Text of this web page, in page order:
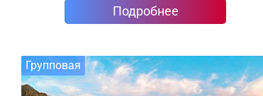
Подробнее
Групповая